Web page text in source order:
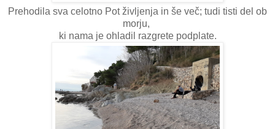
Prehodila sva celotno Pot življenja in še več; tudi tisti del ob
morju,
ki nama je ohladil razgrete podplate.